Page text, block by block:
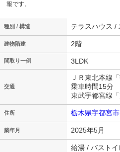
報です。
種別 / 構造 テラスハウス /
建物階建 2階
間取り一例 3LDK
交通
ＪＲ東北本線
乗車時間15分
東武宇都宮線
住所 栃木県宇都宮
築年月 2025年5月
給湯 / バスト